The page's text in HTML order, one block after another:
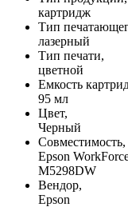
картридж
Тип
лазерный
Тип печати,
цветной
Емкость
95 мл
Цвет,
Черный
Совместимость,
Epson
M5298DW
Вендор,
Epson